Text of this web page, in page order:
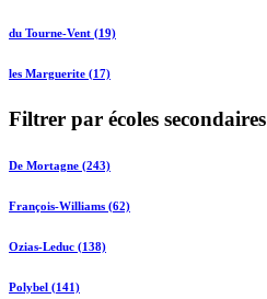
du Tourne-Vent (19)
les Marguerite (17)
Filtrer par écoles secondaires
De Mortagne (243)
François-Williams (62)
Ozias-Leduc (138)
Polybel (141)